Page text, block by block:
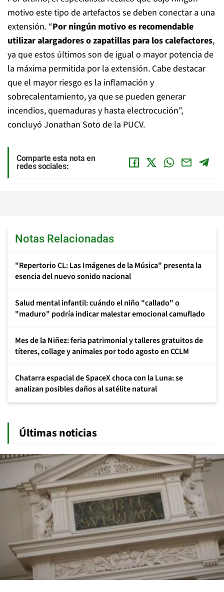
motivo este tipo de artefactos se deben conectar a una
extensión. “Por ningún motivo es recomendable
utilizar alargadores o zapatillas para los calefactores,
ya que estos últimos son de igual o mayor potencia de
la máxima permitida por la extensión. Cabe destacar
que el mayor riesgo es la inflamación y
sobrecalentamiento, ya que se pueden generar
incendios, quemaduras y hasta electrocución”,
concluyó Jonathan Soto de la PUCV.
Comparte esta nota en
redes sociales:
Notas Relacionadas
"Repertorio CL: Las Imágenes de la Música" presenta la
esencia del nuevo sonido nacional
Salud mental infantil: cuándo el niño "callado" o
"maduro" podría indicar malestar emocional camuflado
Mes de la Niñez: feria patrimonial y talleres gratuitos de
títeres, collage y animales por todo agosto en CCLM
Chatarra espacial de SpaceX choca con la Luna: se
analizan posibles daños al satélite natural
Últimas noticias